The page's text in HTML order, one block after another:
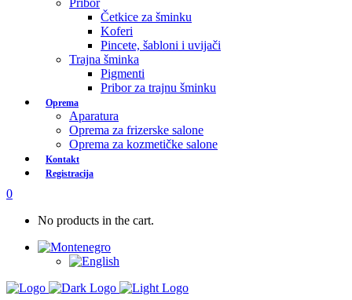
Pribor
Četkice za šminku
Koferi
Pincete, šabloni i uvijači
Trajna šminka
Pigmenti
Pribor za trajnu šminku
Oprema
Aparatura
Oprema za frizerske salone
Oprema za kozmetičke salone
Kontakt
Registracija
0
No products in the cart.